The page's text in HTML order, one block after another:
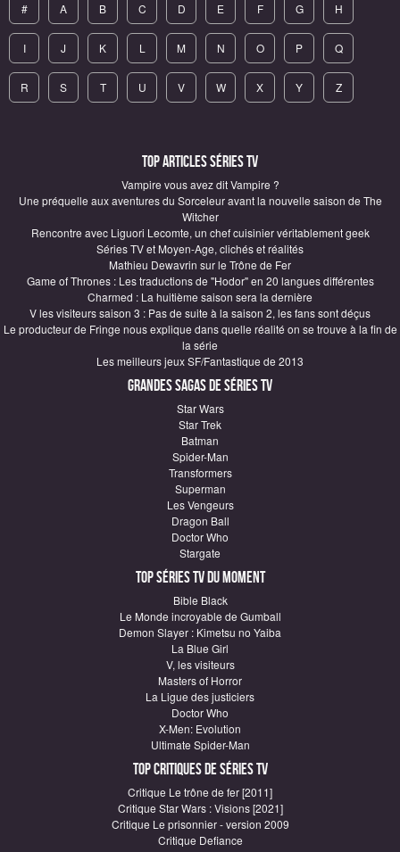
# A B C D E F G H
I J K L M N O P Q
R S T U V W X Y Z
Top articles Séries TV
Vampire vous avez dit Vampire ?
Une préquelle aux aventures du Sorceleur avant la nouvelle saison de The
Witcher
Rencontre avec Liguori Lecomte, un chef cuisinier véritablement geek
Séries TV et Moyen-Age, clichés et réalités
Mathieu Dewavrin sur le Trône de Fer
Game of Thrones : Les traductions de "Hodor" en 20 langues différentes
Charmed : La huitième saison sera la dernière
V les visiteurs saison 3 : Pas de suite à la saison 2, les fans sont déçus
Le producteur de Fringe nous explique dans quelle réalité on se trouve à la fin de
la série
Les meilleurs jeux SF/Fantastique de 2013
Grandes sagas de Séries TV
Star Wars
Star Trek
Batman
Spider-Man
Transformers
Superman
Les Vengeurs
Dragon Ball
Doctor Who
Stargate
Top Séries TV du moment
Bible Black
Le Monde incroyable de Gumball
Demon Slayer : Kimetsu no Yaiba
La Blue Girl
V, les visiteurs
Masters of Horror
La Ligue des justiciers
Doctor Who
X-Men: Evolution
Ultimate Spider-Man
Top critiques de Séries TV
Critique Le trône de fer [2011]
Critique Star Wars : Visions [2021]
Critique Le prisonnier - version 2009
Critique Defiance